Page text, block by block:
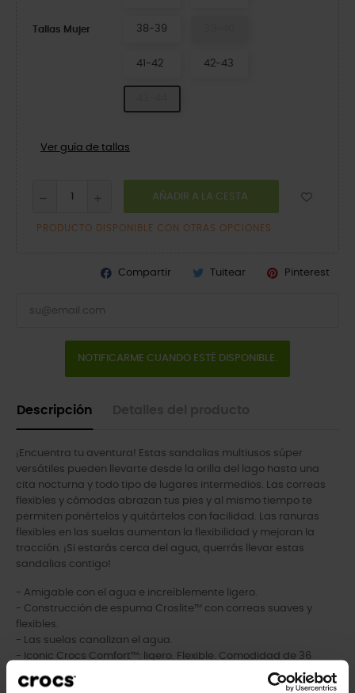
Tallas Mujer 38-39
41-42 42-43
Ver guía de tallas
AÑADIR A LA CESTA
PRODUCTO DISPONIBLE CON OTRAS OPCIONES
Compartir Tuitear Pinterest
NOTIFICARME CUANDO ESTÉ DISPONIBLE.
Descripción
¡Encuentra tu aventura! Estas sandalias multiusos súper
versátiles pueden llevarte desde la orilla del lago hasta una
cita nocturna y todo tipo de lugares intermedios. Las correas
flexibles y cómodas abrazan tus pies y al mismo tiempo te
permiten ponértelos y quitártelos con facilidad. Las ranuras
flexibles en las suelas aumentan la flexibilidad y mejoran la
tracción. ¡Si estarás cerca del agua, querrás llevar estas
sandalias contigo!
- Amigable con el agua e increíblemente ligero.
- Construcción de espuma Croslite™ con correas suaves y
flexibles.
- Las suelas canalizan el agua.
- Iconic Crocs Comfort™: ligero. Flexible. Comodidad de 36